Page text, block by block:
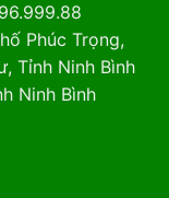
Phúc Trọng,
Tỉnh Ninh Bình
Ninh Bình